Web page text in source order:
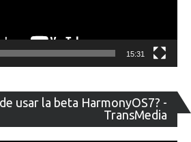
15:31
usar la beta HarmonyOS7? -
TransMedia
de